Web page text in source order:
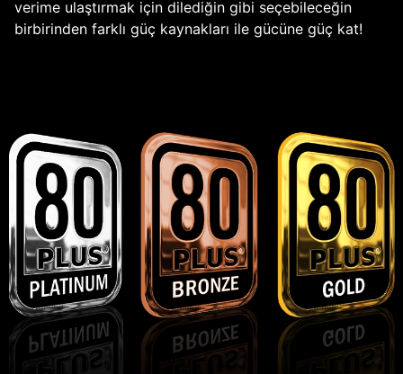
verime ulaştırmak için dilediğin gibi seçebileceğin
birbirinden farklı güç kaynakları ile gücüne güç kat!